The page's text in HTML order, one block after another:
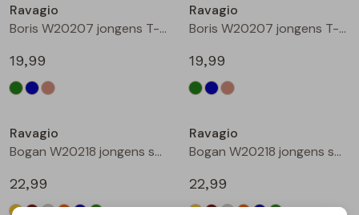
Ravagio
Boris W20207 jongens T-shirt lm Kobalt
19,99
Ravagio
Boris W20207 jongens T-shirt lm Ecru melee
19,99
Ravagio
Bogan W20218 jongens sweatshirt Geel
22,99
Ravagio
Bogan W20218 jongens sweatshirt Beige
22,99